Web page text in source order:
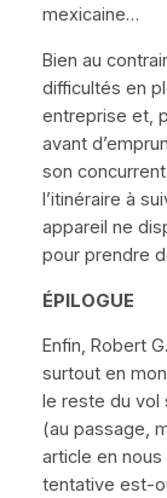
mexicaine…
Bien au
difficultés en
entreprise et,
avant
son
l’itinéraire à
appareil ne
pour prendre
ÉPILOGUE
Enfin, Robert
surtout en
le reste du vol
(au passage,
article en
tentative est-